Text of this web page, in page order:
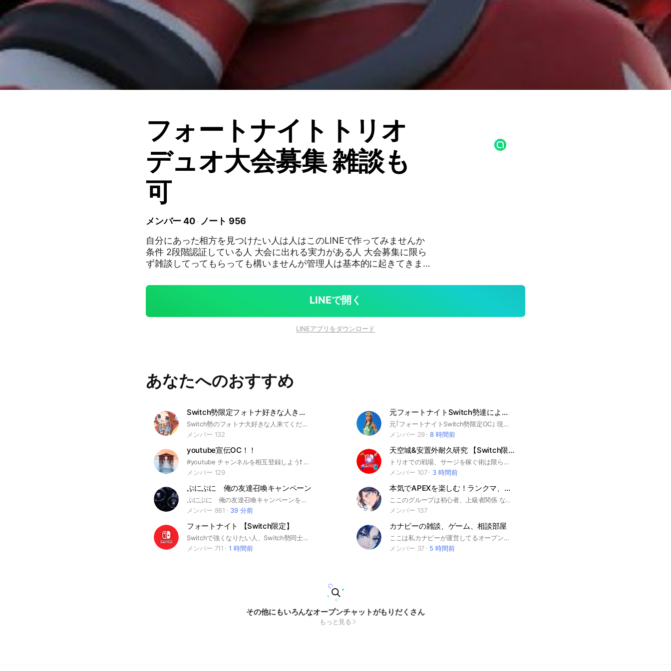
フォートナイトトリオ
デュオ大会募集 雑談も
可
メンバー 40
ノート 956
自分にあった相方を見つけたい人は人はこのLINEで作ってみませんか
条件 2段階認証している人 大会に出れる実力がある人 大会募集に限ら
ず雑談してってもらっても構いませんが管理人は基本的に起きてきませ
トリオ#フォートナイト大会#フォートナイト #フォートナイトデュオ #
LINEで開く
LINEアプリをダウンロード
あなたへのおすすめ
Switch勢限定フォトナ好きな人きて！
Switch勢のフォトナ大好きな人来てください！ Switch勢の人限定です！
メンバー 132
元フォートナイトSwitch勢達によるただの雑談部屋
元｢フォートナイトSwitch勢限定OC｣ 現在はただの雑談部屋なのでゲームに関係なくても仲良くお話がしたい人歓迎します。 最低限の常識がない人等は問答無用で強制退会にしているのでご了承ください。
メンバー 29
8 時間前
youtube宣伝OC！！
#youtube チャンネルを相互登録しよう❗ 宣伝などもして自分の活動を広げていってね！ いろんな人と協力して目指すは収益化‼️
メンバー 129
天空城&安置外耐久研究 【Switch限定/フォートナイト】
トリオでの戦場、サージを稼ぐ術は限られ、 地を這う者は運命に翻弄される。 安定しない順位、迫りくる嵐、 Switch勢に残された道は、ただひとつ——天空。 我らが求めるのは、競技天空の極致。 安置外耐久の秘奥義。 僅かでも多くのポイントを掴み取るため、 知恵を巡らせ、戦略を磨く。 さあ、君も共に歩まないか？ オタクの道を。空へ至る道を。
メンバー 107
3 時間前
ぷにぷに 俺の友達召喚キャンペーン
ぷにぷに 俺の友達召喚キャンペーンをするためだけのオープンチャットです。まだやったことがない人も、誰でもいいので気になった方入ってください
メンバー 881
39 分前
本気でAPEXを楽しむ！ランクマ、雑談も！
ここのグループは初心者、上級者関係 なく楽しくAPEXをやっていく事を目的 にします！相方がいない人や固定が 居ない人もここで探すのもあり！ ひたすら楽しくAPEXをやるのもよし！ 雑談もよし！楽しく喧嘩が無い良い オープンチャットにしましょう！ 気になったらとりあえず 入ってみましょう！ 男女比率バランス良くしたいです！ #APEXランク #エーペックス #初心者 #中級者 #上級者 #ブロンズ #シルバー #ゴールド #プラチナ #ダイヤ #マスター #プレデター #チームワーク #爪痕 #ダブハン #カジュアル #ランクマ #タイマン #エンジョイ勢 #ガチ勢 #ミラージュ #バンガロール #シア #ランパート #ローバ #コースティック #パスファインダー #ジブラルタル #ライフライン #ホライゾン #ブラッドハウンド #オクタン #レイス #ワットソン #クリプト #ヒューズ #ヴァルキリー #アッシュ #カスタム
メンバー 137
フォートナイト 【Switch限定】
Switchで強くなりたい人、Switch勢同士で楽しみたい人大歓迎のコミュニティーです🥳 急上昇1位！ Switch勢なら誰でも入って大丈夫です👍🏻 幅広い年齢層の方がいます。 入ったらノートに自分のidと自己紹介を書いてください！！ このオープンチャットを作った理由は、Switch勢"だけ"でフォートナイトをすることによって実力の差が小さくなり、別機種とやるよりも、より楽しめたり、練習になると思ったからです。 Switch勢だけで楽しみたい人は、是非入ってみてください🫠 ⚠️禁止事項⚠️ ・荒らし、暴言、過度な宣伝、即抜け、虚偽発言 ・他人に迷惑がかかる行為 ・機種差別や別機種の参加 ルールを守って楽しいオープンチャットにしましょう💬 #フォートナイト #Switch勢
メンバー 711
1 時間前
カナピーの雑談、ゲーム、相談部屋
ここは私カナピーが運営してるオープンチャットです！見つけて気になった方は気軽に入って見てください！一応YouTubeの方で配信や動画投稿をしています！そちらの方もぜひ！
メンバー 37
5 時間前
その他にもいろんなオープンチャットがもりだくさん
もっと見る